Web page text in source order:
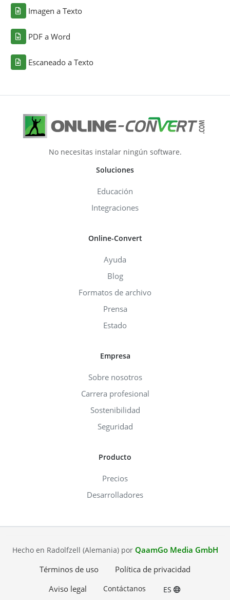
Imagen a Texto
PDF a Word
Escaneado a Texto
No necesitas instalar ningún software.
Soluciones
Educación
Integraciones
Online-Convert
Ayuda
Blog
Formatos de archivo
Prensa
Estado
Empresa
Sobre nosotros
Carrera profesional
Sostenibilidad
Seguridad
Producto
Precios
Desarrolladores
Hecho en Radolfzell (Alemania) por QaamGo Media GmbH
Términos de uso
Política de privacidad
Aviso legal
Contáctanos ES